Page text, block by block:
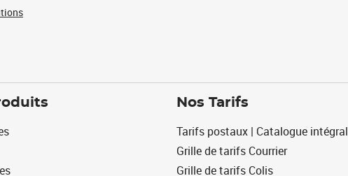
Nos Tarifs
Tarifs postaux | Catalogue intégral
Grille de tarifs Courrier
Grille de tarifs Colis